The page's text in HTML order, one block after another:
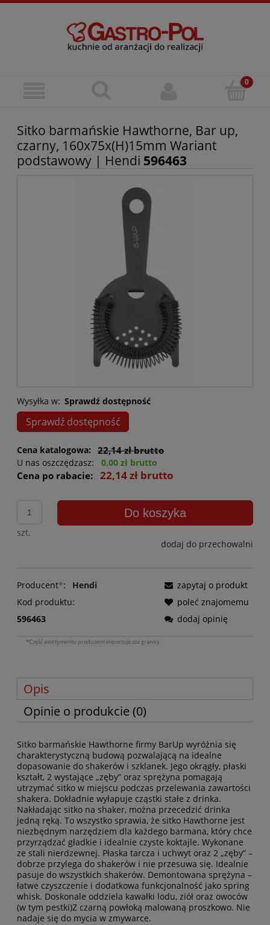
Sitko barmańskie Hawthorne, Bar up,
czarny, 160x75x(H)15mm Wariant
podstawowy | Hendi 596463
Wysyłka w: Sprawdź dostępność
Sprawdź dostępność
Cena katalogowa: 22,14 zł brutto
U nas oszczędzasz: 0,00 zł brutto
Cena po rabacie: 22,14 zł brutto
szt.
Do koszyka
dodaj do przechowalni
Producent*:
Hendi
Kod produktu:
596463
zapytaj o produkt
poleć znajomemu
dodaj opinię
*Część asortymentu producent importuje zza granicy.
Opis
Opinie o produkcie (0)
Sitko barmańskie Hawthorne firmy BarUp wyróżnia się
charakterystyczną budową pozwalającą na idealne
dopasowanie do shakerów i szklanek. Jego okrągły, płaski
kształt, 2 wystające „zęby” oraz sprężyna pomagają
utrzymać sitko w miejscu podczas przelewania zawartości
shakera. Dokładnie wyłapuje cząstki stałe z drinka.
Nakładając sitko na shaker, można przecedzić drinka
jedną ręką. To wszystko sprawia, że sitko Hawthorne jest
niezbędnym narzędziem dla każdego barmana, który chce
przyrządzać gładkie i idealnie czyste koktajle. Wykonane
ze stali nierdzewnej. Płaska tarcza i uchwyt oraz 2 „zęby” –
dobrze przylega do shakerów i nie przesuwa się. Idealnie
pasuje do wszystkich shakerów. Demontowana sprężyna –
łatwe czyszczenie i dodatkowa funkcjonalność jako spring
whisk. Doskonale oddziela kawałki lodu, ziół oraz owoców
(w tym pestki)Z czarną powłoką malowaną proszkowo. Nie
nadaje się do mycia w zmywarce.